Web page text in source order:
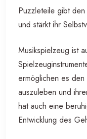
Puzzleteile gibt
und stärkt ihr
Musikspielzeug ist
ermöglichen es
auszuleben und
hat auch eine
Entwicklung des